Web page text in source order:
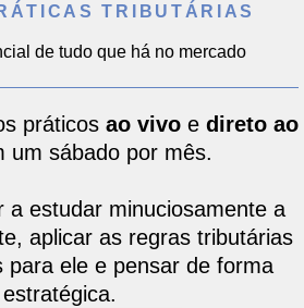
TRIBUTÁRIAS
de tudo que há no mercado
práticos ao vivo e direto ao
um sábado por mês.
a estudar minuciosamente a
aplicar as regras tributárias
para ele e pensar de forma
estratégica.